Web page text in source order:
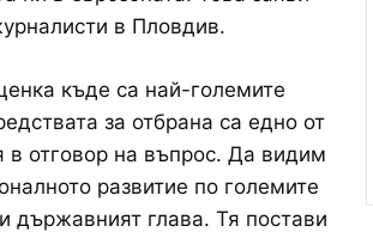
в Пловдив.
къде са най-големите
за отбрана са едно от
в отговор на въпрос. Да видим
развитие по големите
държавният глава. Тя постави